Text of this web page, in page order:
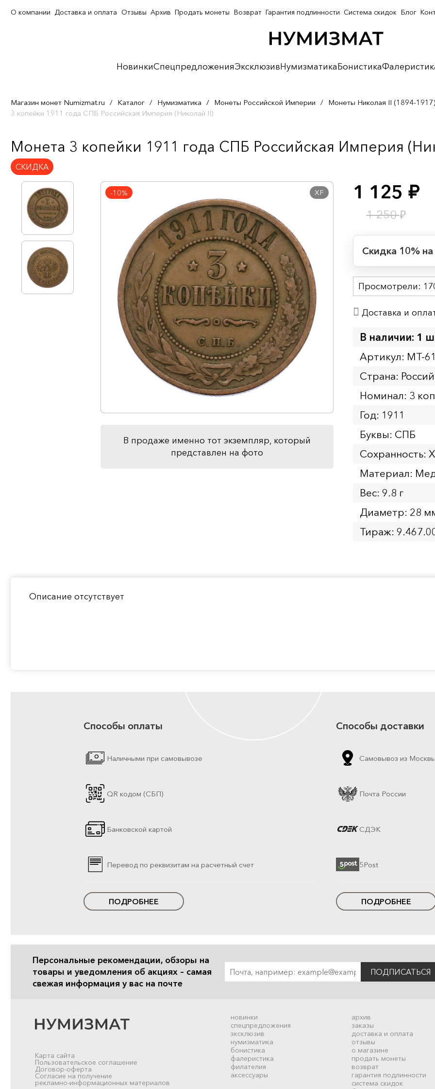
НовинкиСпецпредложенияЭксклюзивНумизматикаБонистика
О компании Доставка и оплата Отзывы Архив Продать монеты Возврат Гарантия подлинности Система скидок Блог
Магазин монет Numizmat.ru / Каталог / Нумизматика / Монеты Российской Империи / Монеты Николая II (1894-1917)
3 копейки 1911 года СПБ Российская Империя (Николай II)
Монета 3 копейки 1911 года СПБ Российская Империя
СКИДКА
-10% XF
В продаже именно тот экземпляр, который
представлен на фото
1 125 руб.
1 250₽
Скидка 10%
Начало:
Окончание:
Просмотрели:
Доставка и
В наличии: 1
Артикул: MT-
Страна:
Номинал: 3
Год: 1911
Буквы: СПБ
Сохранность:
Материал:
Вес: 9.8 г
Диаметр: 28
Тираж:
Описание отсутствует
Способы оплаты
Наличными при самовывозе
QR кодом (СБП)
Банковской картой
Перевод по реквизитам на расчетный счет
ПОДРОБНЕЕ
Способы доставки
Самовывоз из
Почта России
СДЭК
5Post
ПОДРОБНЕЕ
Персональные рекомендации, обзоры на
товары и уведомления об акциях – самая
свежая информация у вас на почте
ПОДПИСАТЬСЯ
новинки
спецпредложения
эксклюзив
нумизматика
бонистика
фалеристика
филателия
аксессуары
архив
заказы
доставка и оплата
отзывы
о магазине
продать монеты
возврат
гарантия подлинности
система скидок
Карта сайта
Пользовательское соглашение
Договор-оферта
Согласие на получение
рекламно-информационных материалов